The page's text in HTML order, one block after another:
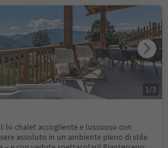
lo chalet accogliente e lussuoso con
assoluto in un ambiente pieno di stile
1 /3